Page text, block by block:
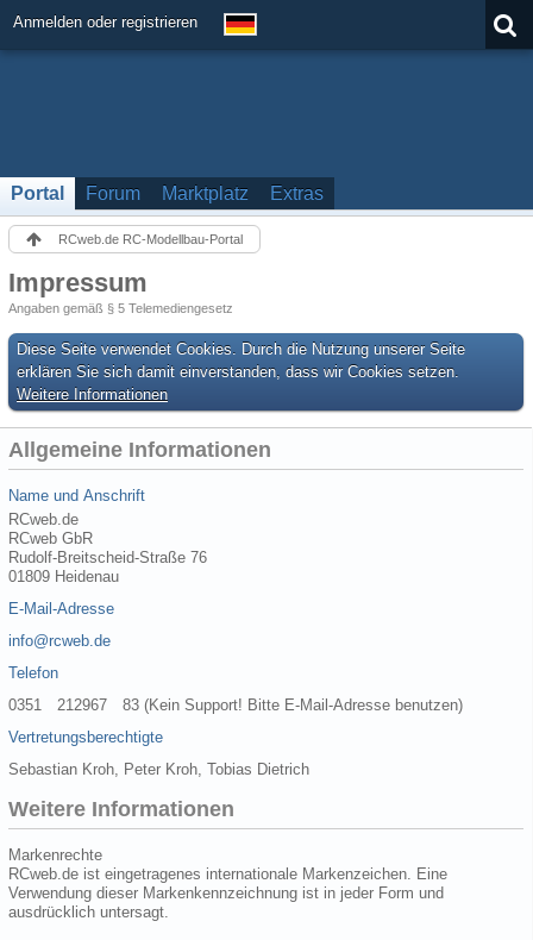
Anmelden oder registrieren
Portal Forum Marktplatz Extras
RCweb.de RC-Modellbau-Portal
Impressum
Angaben gemäß § 5 Telemediengesetz
Diese Seite verwendet Cookies. Durch die Nutzung unserer Seite
erklären Sie sich damit einverstanden, dass wir Cookies setzen.
Weitere Informationen
Allgemeine Informationen
Name und Anschrift
RCweb.de
RCweb GbR
Rudolf-Breitscheid-Straße 76
01809 Heidenau
E-Mail-Adresse
info@rcweb.de
Telefon
0351 212967 83 (Kein Support! Bitte E-Mail-Adresse benutzen)
Vertretungsberechtigte
Sebastian Kroh, Peter Kroh, Tobias Dietrich
Weitere Informationen
Markenrechte
RCweb.de ist eingetragenes internationale Markenzeichen. Eine
Verwendung dieser Markenkennzeichnung ist in jeder Form und
ausdrücklich untersagt.